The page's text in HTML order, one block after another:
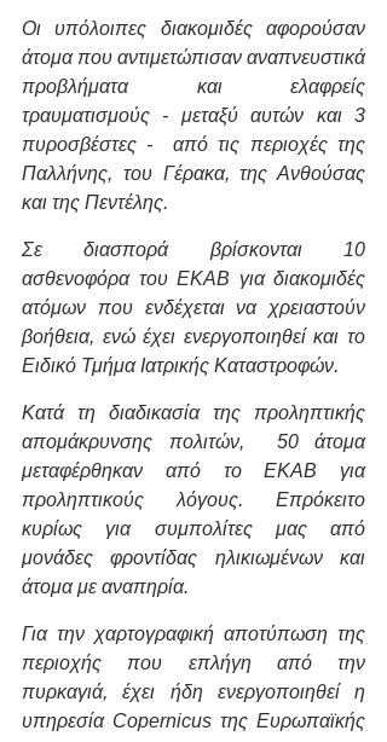
Οι υπόλοιπες διακομιδές αφορούσαν
άτομα που αντιμετώπισαν αναπνευστικά
προβλήματα και ελαφρείς
τραυματισμούς - μεταξύ αυτών και 3
πυροσβέστες -  από τις περιοχές της
Παλλήνης, του Γέρακα, της Ανθούσας
και της Πεντέλης.
Σε διασπορά βρίσκονται 10
ασθενοφόρα του ΕΚΑΒ για διακομιδές
ατόμων που ενδέχεται να χρειαστούν
βοήθεια, ενώ έχει ενεργοποιηθεί και το
Ειδικό Τμήμα Ιατρικής Καταστροφών.
Κατά τη διαδικασία της προληπτικής
απομάκρυνσης πολιτών,  50 άτομα
μεταφέρθηκαν από το ΕΚΑΒ για
προληπτικούς λόγους. Επρόκειτο
κυρίως για συμπολίτες μας από
μονάδες φροντίδας ηλικιωμένων και
άτομα με αναπηρία.
Για την χαρτογραφική αποτύπωση της
περιοχής που επλήγη από την
πυρκαγιά, έχει ήδη ενεργοποιηθεί η
υπηρεσία Copernicus της Ευρωπαϊκής